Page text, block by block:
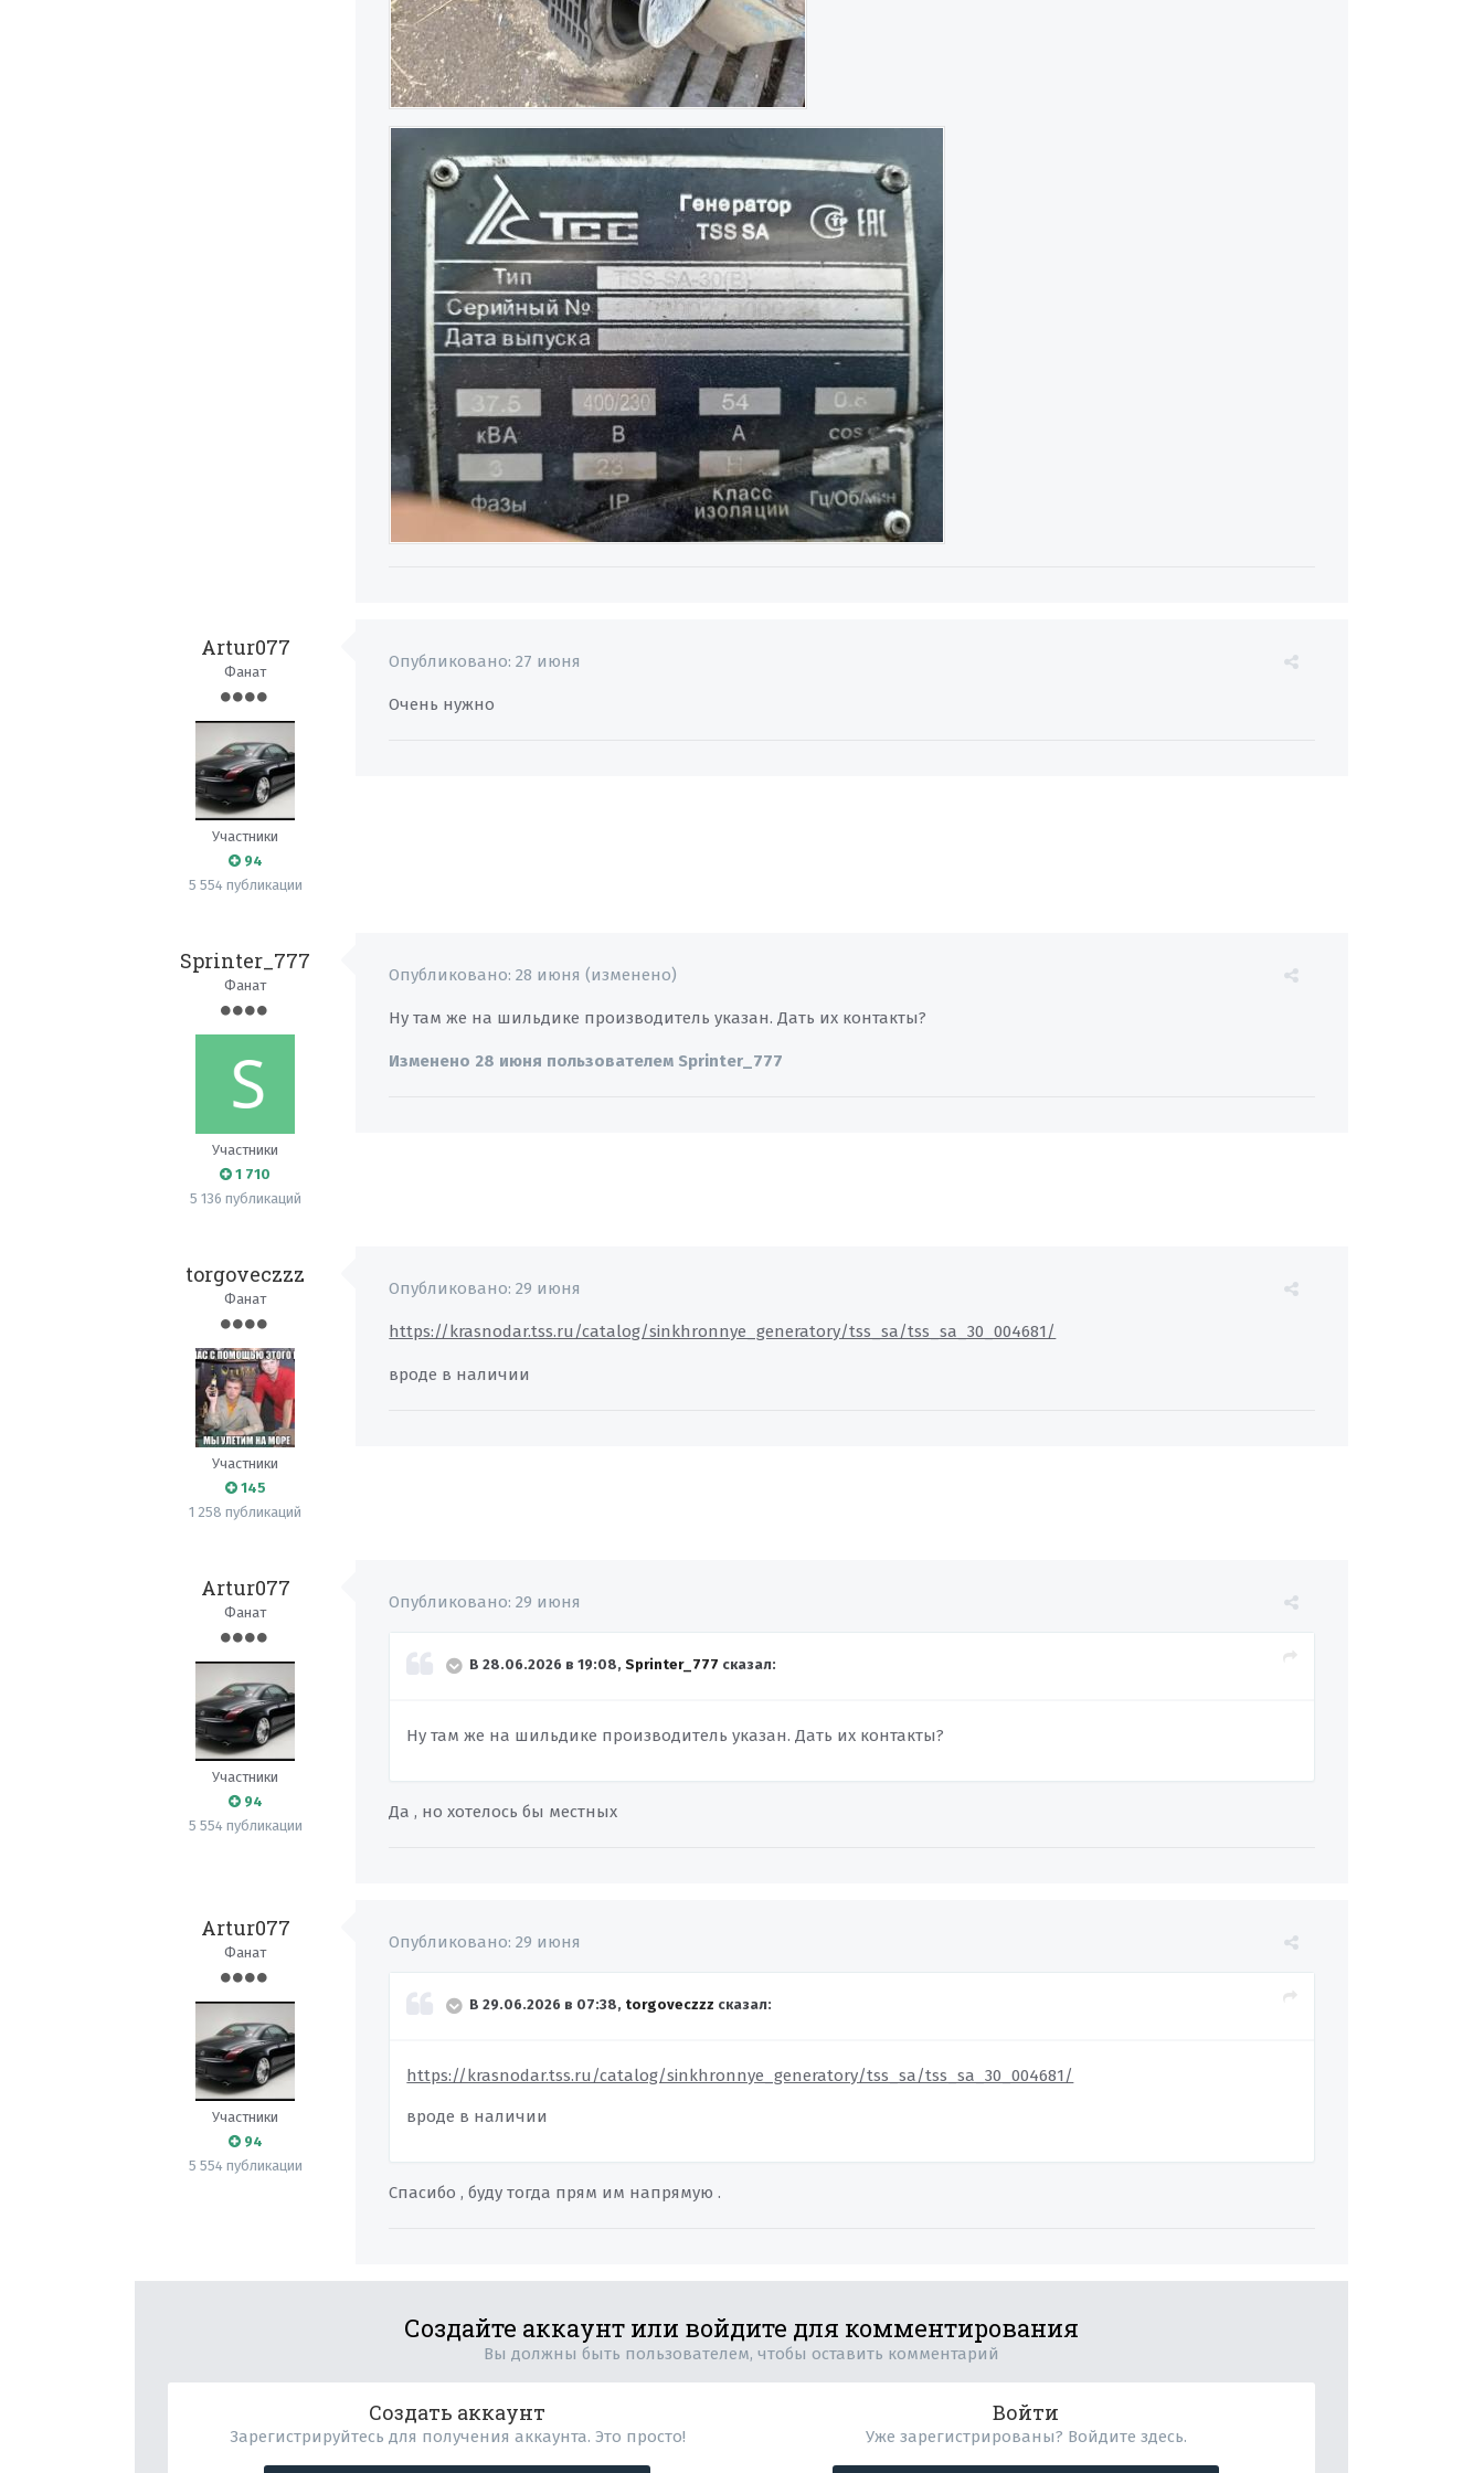
Artur077
Фанат
Участники
94
5 554 публикации
Опубликовано:27 июня
Очень нужно
Sprinter_777
Фанат
Участники
1 710
5 136 публикаций
Опубликовано:28 июня (изменено)
Ну там же на шильдике производитель указан. Дать их контакты?
Изменено 28 июня пользователем Sprinter_777
torgoveczzz
Фанат
Участники
145
1 258 публикаций
Опубликовано:29 июня
https://krasnodar.tss.ru/catalog/sinkhronnye_generatory/tss_sa/tss_sa_30_004681/
вроде в наличии
Artur077
Фанат
Участники
94
5 554 публикации
Опубликовано:29 июня
В 28.06.2026 в 19:08,Sprinter_777 сказал:
Ну там же на шильдике производитель указан. Дать их контакты?
Да , но хотелось бы местных
Artur077
Фанат
Участники
94
5 554 публикации
Опубликовано:29 июня
В 29.06.2026 в 07:38, torgoveczzz сказал:
https://krasnodar.tss.ru/catalog/sinkhronnye_generatory/tss_sa/tss_sa_30_004681/
вроде в наличии
Спасибо , буду тогда прям им напрямую .
Создайте аккаунт или войдите для комментирования
Вы должны быть пользователем, чтобы оставить комментарий
Создать аккаунт
Зарегистрируйтесь для получения аккаунта. Это просто!
Войти
Уже зарегистрированы? Войдите здесь.